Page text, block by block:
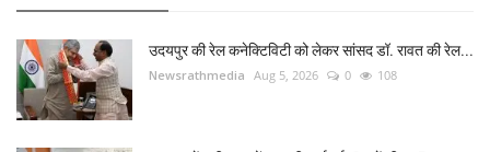
उदयपुर की रेल कनेक्टिविटी को लेकर सांसद डॉ. रावत की रेल...
Newsrathmedia Aug 5, 2026 0 108